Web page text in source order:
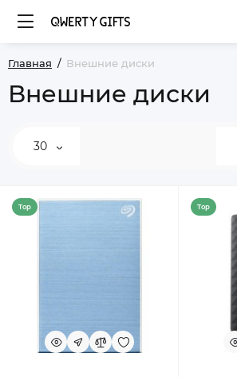
Главная Внешние диски
Внешние диски
30
Top Top